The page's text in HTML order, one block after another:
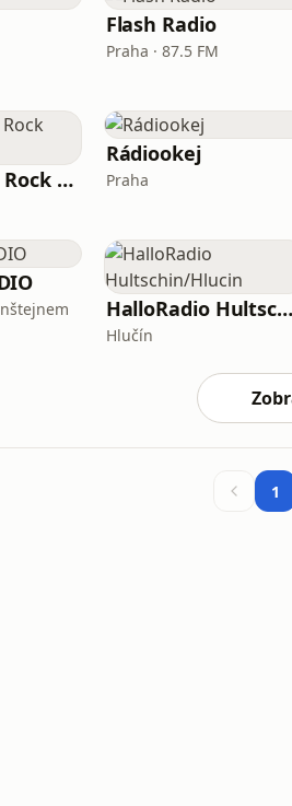
Flash Radio
Praha · 87.5 FM
Rock Rádio - Rock Radio Morava
Rádiookej
Praha
HalloRadio Hultschin/Hlucin
Hlučín
1